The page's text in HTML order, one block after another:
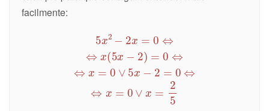
facilmente: